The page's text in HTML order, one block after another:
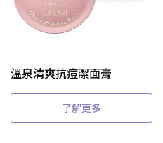
溫泉清爽抗痘潔面膏
了解更多